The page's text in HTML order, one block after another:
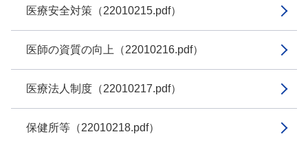
医療安全対策（22010215.pdf）
医師の資質の向上（22010216.pdf）
医療法人制度（22010217.pdf）
保健所等（22010218.pdf）